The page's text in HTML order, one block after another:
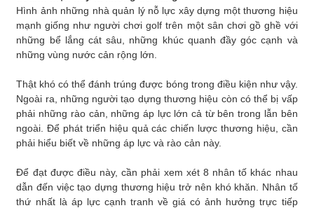
Hình ảnh những nhà quản lý nỗ lực xây dựng một thương hiệu
mạnh giống như người chơi golf trên một sân chơi gồ ghề với
những bể lắng cát sâu, những khúc quanh đầy góc cạnh và
những vùng nước cản rộng lớn.
Thật khó có thể đánh trúng được bóng trong điều kiện như vậy.
Ngoài ra, những người tạo dựng thương hiệu còn có thể bị vấp
phải những rào cản, những áp lực lớn cả từ bên trong lẫn bên
ngoài. Để phát triển hiệu quả các chiến lược thương hiệu, cần
phải hiểu biết về những áp lực và rào cản này.
Để đạt được điều này, cần phải xem xét 8 nhân tố khác nhau
dẫn đến việc tạo dựng thương hiệu trở nên khó khăn. Nhân tố
thứ nhất là áp lực cạnh tranh về giá có ảnh hưởng trực tiếp